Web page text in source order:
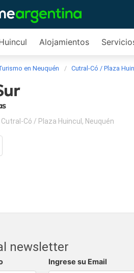
Alojamientos
en Neuquén Cutral-Có / Plaza
Cutral-Có / Plaza Huincul, Neuquén
newsletter
Ingrese su Email